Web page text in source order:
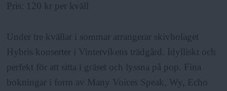
Pris: 120 kr per kväll
Under tre kvällar i sommar arrangerar skivbolaget
Hybris konserter i Vintervikens trädgård. Idylliskt och
perfekt för att sitta i gräset och lyssna på pop. Fina
bokningar i form av Many Voices Speak, Wy, Echo